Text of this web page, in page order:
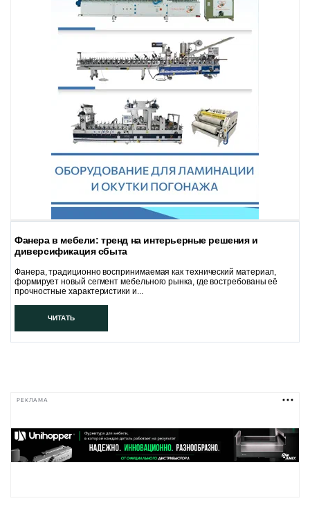
Фанера в мебели: тренд на интерьерные решения и
диверсификация сбыта
Фанера, традиционно воспринимаемая как технический материал,
формирует новый сегмент мебельного рынка, где востребованы её
прочностные характеристики и...
ЧИТАТЬ
РЕКЛАМА